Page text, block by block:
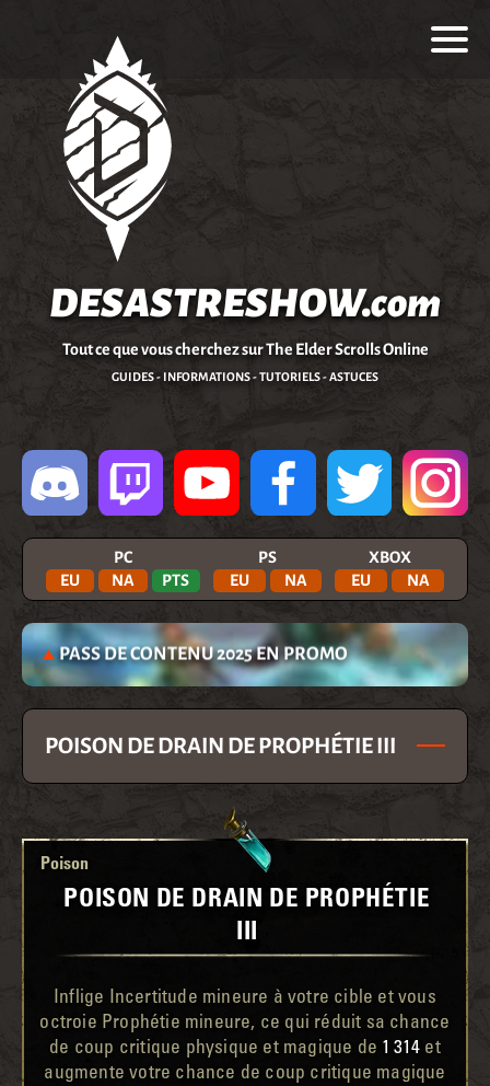
DESASTRESHOW.com
Tout ce que vous cherchez sur The Elder Scrolls Online
GUIDES - INFORMATIONS - TUTORIELS - ASTUCES
PC
EU
NA PTS
PS
EU
NA
XBOX
EU
NA
PASS DE CONTENU 2025 EN PROMO
POISON DE DRAIN DE PROPHÉTIE III
Poison
POISON DE DRAIN DE PROPHÉTIE
III
Inflige Incertitude mineure à votre cible et vous
octroie Prophétie mineure, ce qui réduit sa chance
de coup critique physique et magique de 1 314 et
augmente votre chance de coup critique magique